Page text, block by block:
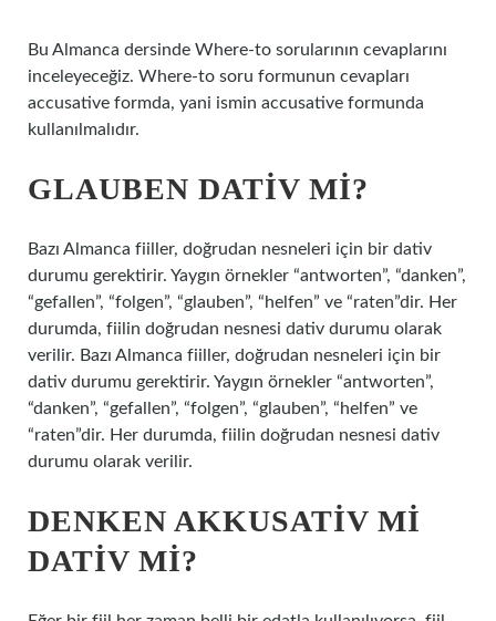
Bu Almanca dersinde Where-to sorularının cevaplarını
inceleyeceğiz. Where-to soru formunun cevapları
accusative formda, yani ismin accusative formunda
kullanılmalıdır.
GLAUBEN DATIV MI?
Bazı Almanca fiiller, doğrudan nesneleri için bir dativ
durumu gerektirir. Yaygın örnekler “antworten”, “danken”,
“gefallen”, “folgen”, “glauben”, “helfen” ve “raten”dir. Her
durumda, fiilin doğrudan nesnesi dativ durumu olarak
verilir. Bazı Almanca fiiller, doğrudan nesneleri için bir
dativ durumu gerektirir. Yaygın örnekler “antworten”,
“danken”, “gefallen”, “folgen”, “glauben”, “helfen” ve
“raten”dir. Her durumda, fiilin doğrudan nesnesi dativ
durumu olarak verilir.
DENKEN AKKUSATIV MI
DATIV MI?